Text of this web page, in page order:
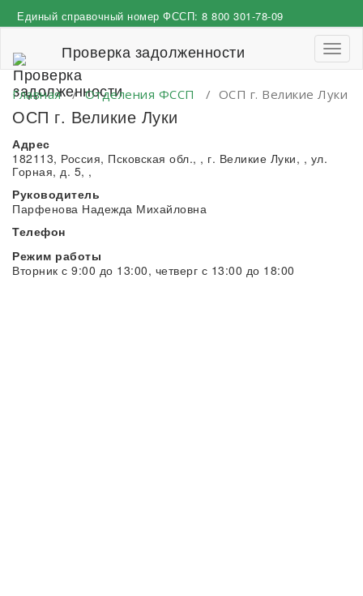
к
Единый справочный номер ФССП: 8 800 301-78-09
Проверка задолженности
Главная/Отделения ФССП / ОСП г. Великие Луки
ОСП г. Великие Луки
Адрес
182113, Россия, Псковская обл., , г. Великие Луки, , ул.
Горная, д. 5, ,
Руководитель
Парфенова Надежда Михайловна
Телефон
Режим работы
Вторник с 9:00 до 13:00, четверг с 13:00 до 18:00